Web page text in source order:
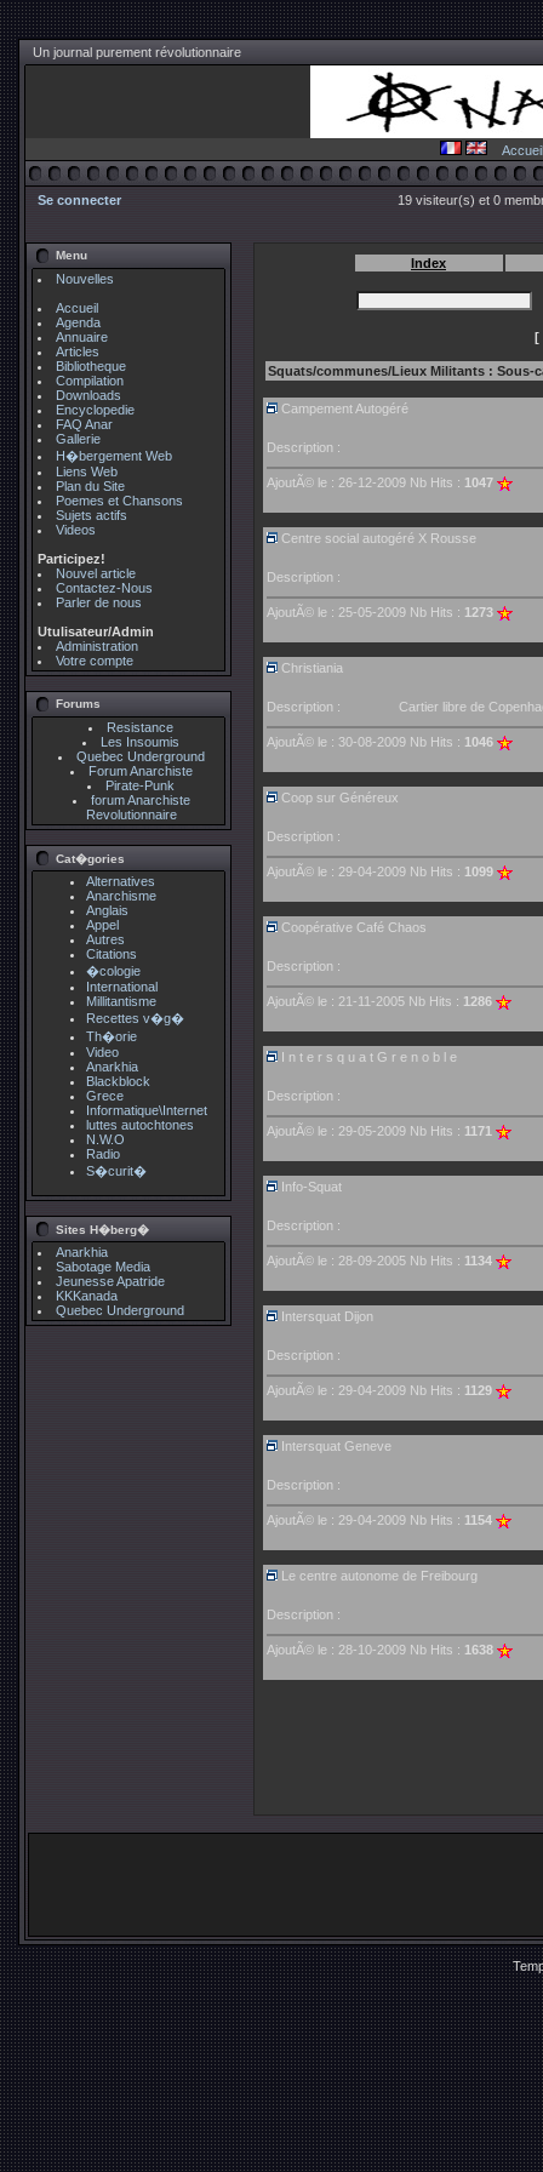
Un journal purement révolutionnaire
Accueil
Se connecter 19 visiteur(s) et 0
Menu
Nouvelles
Accueil
Agenda
Annuaire
Articles
Bibliotheque
Compilation
Downloads
Encyclopedie
FAQ Anar
Gallerie
H�bergement Web
Liens Web
Plan du Site
Poemes et Chansons
Sujets actifs
Videos
Participez!
Nouvel article
Contactez-Nous
Parler de nous
Utulisateur/Admin
Administration
Votre compte
Forums
Resistance
Les Insoumis
Quebec Underground
Forum Anarchiste
Pirate-Punk
forum Anarchiste
Revolutionnaire
Cat�gories
Alternatives
Anarchisme
Anglais
Appel
Autres
Citations
�cologie
International
Millitantisme
Recettes v�g�
Th�orie
Video
Anarkhia
Blackblock
Grece
Informatique\Internet
luttes autochtones
N.W.O
Radio
S�curit�
Sites H�berg�
Anarkhia
Sabotage Media
Jeunesse Apatride
KKKanada
Quebec Underground
Index
[
Squats/communes/Lieux Militants : Sous-
Campement Autogéré
Description :
AjoutÃ© le : 26-12-2009 Nb Hits : 1047
Centre social autogéré X Rousse
Description :
AjoutÃ© le : 25-05-2009 Nb Hits : 1273
Christiania
Description : Cartier libre de
AjoutÃ© le : 30-08-2009 Nb Hits : 1046
Coop sur Généreux
Description :
AjoutÃ© le : 29-04-2009 Nb Hits : 1099
Coopérative Café Chaos
Description :
AjoutÃ© le : 21-11-2005 Nb Hits : 1286
I n t e r s q u a t G r e n o b l e
Description :
AjoutÃ© le : 29-05-2009 Nb Hits : 1171
Info-Squat
Description :
AjoutÃ© le : 28-09-2005 Nb Hits : 1134
Intersquat Dijon
Description :
AjoutÃ© le : 29-04-2009 Nb Hits : 1129
Intersquat Geneve
Description :
AjoutÃ© le : 29-04-2009 Nb Hits : 1154
Le centre autonome de Freibourg
Description :
AjoutÃ© le : 28-10-2009 Nb Hits : 1638